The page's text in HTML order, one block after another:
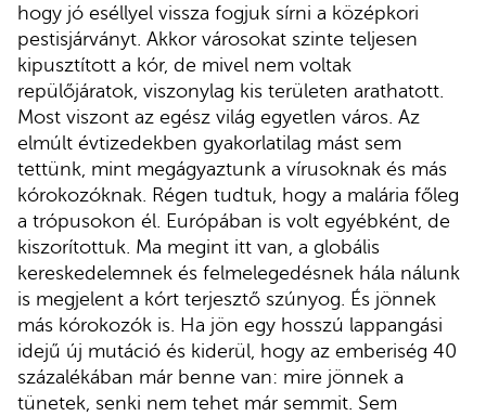
hogy jó eséllyel vissza fogjuk sírni a középkori
pestisjárványt. Akkor városokat szinte teljesen
kipusztított a kór, de mivel nem voltak
repülőjáratok, viszonylag kis területen arathatott.
Most viszont az egész világ egyetlen város. Az
elmúlt évtizedekben gyakorlatilag mást sem
tettünk, mint megágyaztunk a vírusoknak és más
kórokozóknak. Régen tudtuk, hogy a malária főleg
a trópusokon él. Európában is volt egyébként, de
kiszorítottuk. Ma megint itt van, a globális
kereskedelemnek és felmelegedésnek hála nálunk
is megjelent a kórt terjesztő szúnyog. És jönnek
más kórokozók is. Ha jön egy hosszú lappangási
idejű új mutáció és kiderül, hogy az emberiség 40
százalékában már benne van: mire jönnek a
tünetek, senki nem tehet már semmit. Sem